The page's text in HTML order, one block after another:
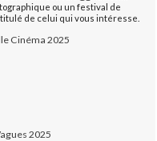
ou un festival de
de celui qui vous intéresse.
Cinéma 2025
2025